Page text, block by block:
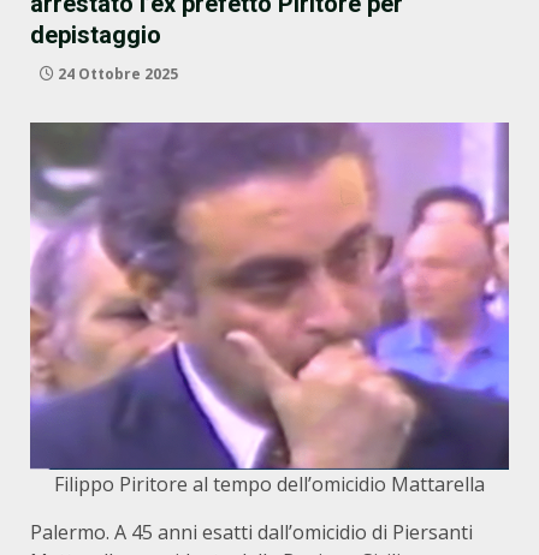
depistaggio
24 Ottobre 2025
Filippo Piritore al tempo dell’omicidio Mattarella
Palermo. A 45 anni esatti dall’omicidio di Piersanti